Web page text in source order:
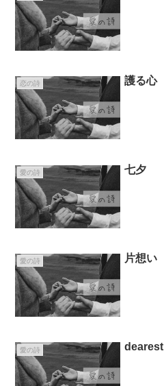
恋の詩 護る心
愛の詩 七夕
愛の詩 片想い
愛の詩 dearest